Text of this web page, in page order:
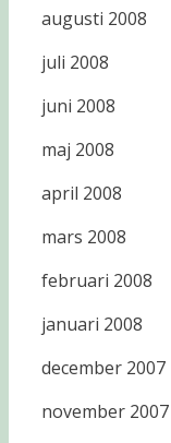
augusti 2008
juli 2008
juni 2008
maj 2008
april 2008
mars 2008
februari 2008
januari 2008
december 2007
november 2007